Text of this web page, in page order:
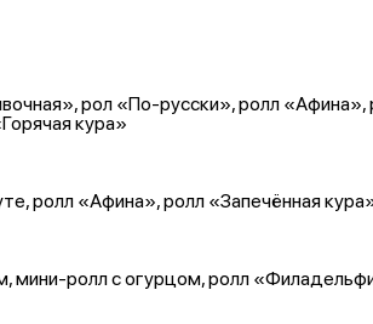
рол «По-русски», ролл
кура»
ролл «Афина», ролл «Запечённая
мини-ролл с огурцом, ролл